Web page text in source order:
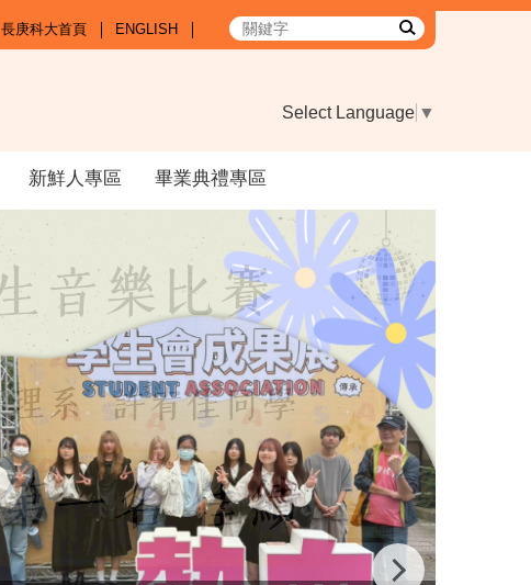
長庚科大首頁 ENGLISH
Select Language ▼
新鮮人專區 畢業典禮專區